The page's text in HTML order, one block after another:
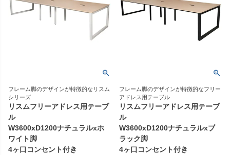
フレーム脚のデザインが特徴的なリスム
シリーズ
リスムフリーアドレス用テーブ
ル
W3600xD1200ナチュラルxホ
ワイト脚
4ヶ口コンセント付き
フレーム脚のデザインが特徴的なフリー
アドレス用テーブル
リスムフリーアドレス用テーブ
ル
W3600xD1200ナチュラルxブ
ラック脚
4ヶ口コンセント付き